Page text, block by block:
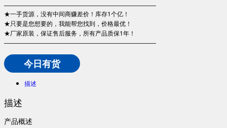
—————————————————————————
★一手货源，没有中间商赚差价！库存1个亿！
★只要是您想要的，我能帮您找到，价格最优！
★厂家原装，保证售后服务，所有产品质保1年！
—————————————————————————
今日有货
描述
描述
产品概述